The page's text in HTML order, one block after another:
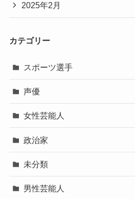
2025年2月
カテゴリー
スポーツ選手
声優
女性芸能人
政治家
未分類
男性芸能人